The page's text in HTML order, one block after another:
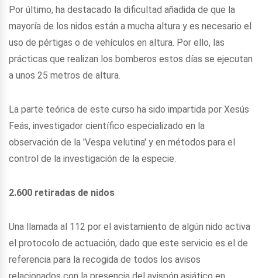
Por último, ha destacado la dificultad añadida de que la
mayoría de los nidos están a mucha altura y es necesario el
uso de pértigas o de vehículos en altura. Por ello, las
prácticas que realizan los bomberos estos días se ejecutan
a unos 25 metros de altura.
La parte teórica de este curso ha sido impartida por Xesús
Feás, investigador científico especializado en la
observación de la 'Vespa velutina' y en métodos para el
control de la investigación de la especie.
2.600 retiradas de nidos
Una llamada al 112 por el avistamiento de algún nido activa
el protocolo de actuación, dado que este servicio es el de
referencia para la recogida de todos los avisos
relacionados con la presencia del avispón asiático en